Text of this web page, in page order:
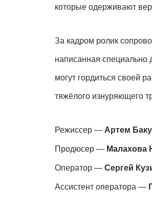
которые одерживают
За кадром ролик
написанная специально
могут гордиться своей
тяжёлого изнуряющего
Режиссер — Артем
Продюсер — Малахова
Оператор —Сергей
Ассистент оператора —